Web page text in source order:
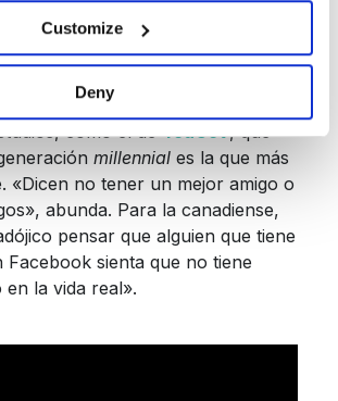
Customize
Deny
en Educación: «No es lo mismo
que corrobora con la conclusión
como el deYouGov, que
millenniales la que más
«Dicen no tener un mejor amigo o
abunda. Para la canadiense,
pensar que alguien que tiene
Facebook sienta que no tiene
en la vida real».